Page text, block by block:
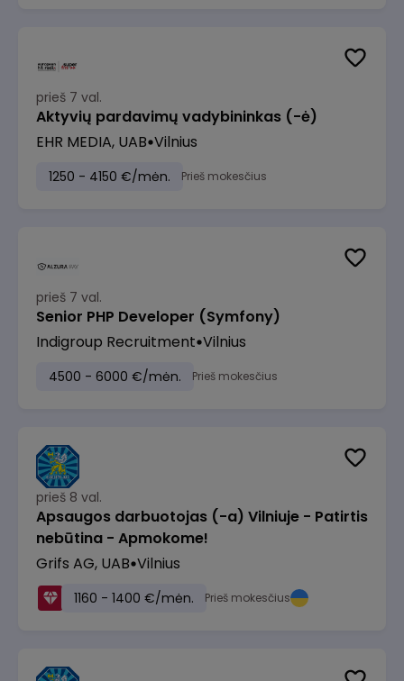
prieš 7 val.
Aktyvių pardavimų vadybininkas (-ė)
EHR MEDIA, UAB Vilnius
1250 - 4150 €/mėn. Prieš mokesčius
prieš 7 val.
Senior PHP Developer (Symfony)
Indigroup Recruitment Vilnius
4500 - 6000 €/mėn. Prieš mokesčius
prieš 8 val.
Apsaugos darbuotojas (-a) Vilniuje - Patirtis
nebūtina - Apmokome!
Grifs AG, UAB Vilnius
1160 - 1400 €/mėn. Prieš mokesčius